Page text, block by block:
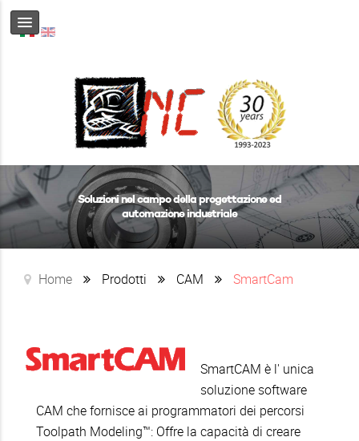
Soluzioni nel campo della progettazione ed
automazione industriale
Home Prodotti CAM SmartCam
SmartCAM è l' unica
soluzione software
CAM che fornisce ai programmatori dei percorsi
Toolpath Modeling™: Offre la capacità di creare